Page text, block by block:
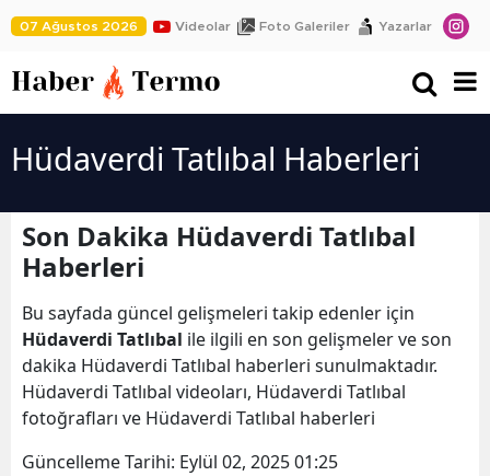
07 Ağustos 2026 Videolar Foto Galeriler Yazarlar
Hüdaverdi Tatlıbal Haberleri
Son Dakika Hüdaverdi Tatlıbal
Haberleri
Bu sayfada güncel gelişmeleri takip edenler için
Hüdaverdi Tatlıbal ile ilgili en son gelişmeler ve son
dakika Hüdaverdi Tatlıbal haberleri sunulmaktadır.
Hüdaverdi Tatlıbal videoları, Hüdaverdi Tatlıbal
fotoğrafları ve Hüdaverdi Tatlıbal haberleri
Güncelleme Tarihi: Eylül 02, 2025 01:25